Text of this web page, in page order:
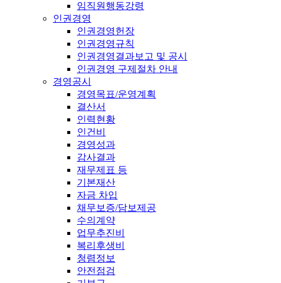
임직원행동강령
인권경영
인권경영헌장
인권경영규칙
인권경영결과보고 및 공시
인권경영 구제절차 안내
경영공시
경영목표/운영계획
결산서
인력현황
인건비
경영성과
감사결과
재무제표 등
기본재산
자금 차입
채무보증/담보제공
수의계약
업무추진비
복리후생비
청렴정보
안전점검